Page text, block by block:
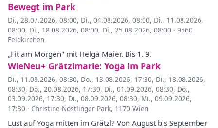
Bewegt im Park
Di., 28.07.2026, 08:00, Di., 04.08.2026, 08:00, Di., 11.08.2026,
08:00, Di., 18.08.2026, 08:00, Di., 25.08.2026, 08:00 · 9560
Feldkirchen
„Fit am Morgen" mit Helga Maier. Bis 1. 9.
WieNeu+ Grätzlmarie: Yoga im Park
Di., 11.08.2026, 08:30, Do., 13.08.2026, 17:30, Di., 18.08.2026,
08:30, Do., 20.08.2026, 17:30, Di., 01.09.2026, 08:30, Do.,
03.09.2026, 17:30, Di., 08.09.2026, 08:30, Mi., 09.09.2026,
17:30 · Christine-Nöstlinger-Park, 1170 Wien
Lust auf Yoga mitten im Grätzl? Von August bis September